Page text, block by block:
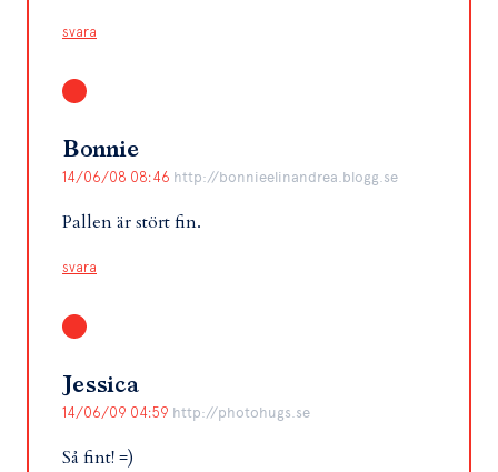
svara
Bonnie
14/06/08 08:46 http://bonnieelinandrea.blogg.se
Pallen är stört fin.
svara
Jessica
14/06/09 04:59 http://photohugs.se
Så fint! =)